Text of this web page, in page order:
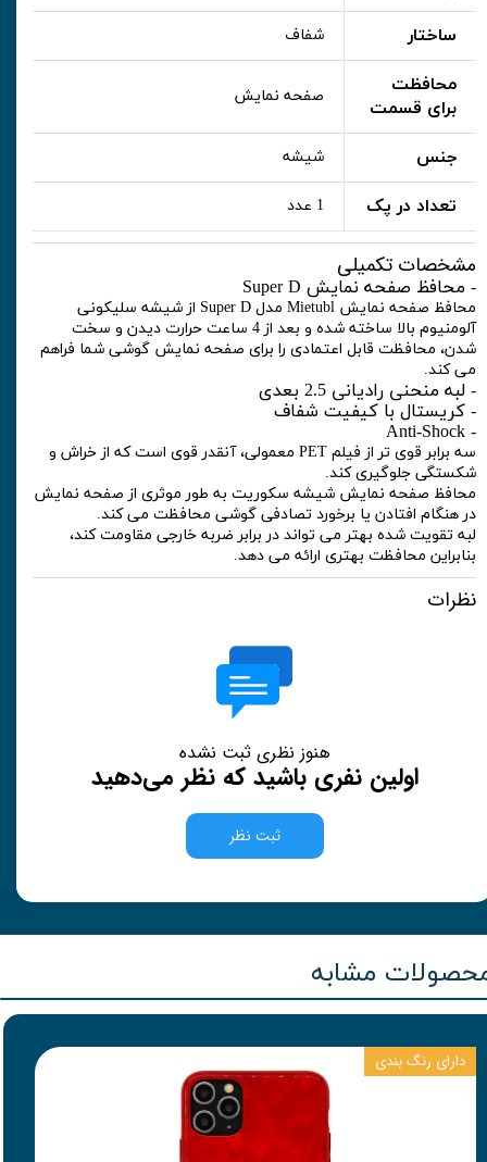
ساختار شفاف
محافظت
برای قسمت
صفحه نمایش
جنس شیشه
تعداد در پک 1 عدد
مشخصات تکمیلی
- محافظ صفحه نمایش Super D
محافظ صفحه نمایش Mietubl مدل Super D از شیشه سلیکونی
آلومنیوم بالا ساخته شده و بعد از 4 ساعت حرارت دیدن و سخت
شدن، محافظت قابل اعتمادی را برای صفحه نمایش گوشی شما فراهم
می کند.
- لبه منحنی رادیانی 2.5 بعدی
- کریستال با کیفیت شفاف
- Anti-Shock
سه برابر قوی تر از فیلم PET معمولی، آنقدر قوی است که از خراش و
شکستگی جلوگیری کند.
محافظ صفحه نمایش شیشه سکوریت به طور موثری از صفحه نمایش
در هنگام افتادن یا برخورد تصادفی گوشی محافظت می کند.
لبه تقویت شده بهتر می تواند در برابر ضربه خارجی مقاومت کند،
بنابراین محافظت بهتری ارائه می دهد.
نظرات
هنوز نظری ثبت نشده
اولین نفری باشید که نظر می‌دهید
ثبت نظر
مشابه
دارای رنگ بندی